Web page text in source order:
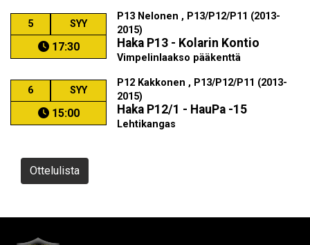
5 SYY
17:30
P13 Nelonen , P13/P12/P11 (2013-
2015)
Haka P13 - Kolarin Kontio
Vimpelinlaakso pääkenttä
6 SYY
15:00
P12 Kakkonen , P13/P12/P11 (2013-
2015)
Haka P12/1 - HauPa -15
Lehtikangas
Ottelulista